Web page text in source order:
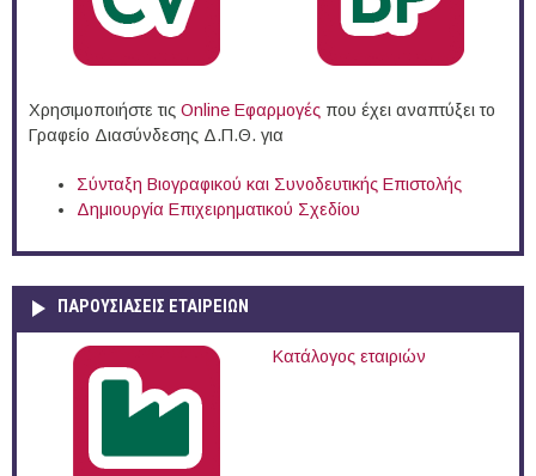
Χρησιμοποιήστε τις Online Eφαρμογές που έχει αναπτύξει το
Γραφείο Διασύνδεσης Δ.Π.Θ. για
Σύνταξη Βιογραφικού και Συνοδευτικής Επιστολής
Δημιουργία Επιχειρηματικού Σχεδίου
ΠΑΡΟΥΣΙΆΣΕΙΣ ΕΤΑΙΡΕΙΏΝ
Κατάλογος εταιριών